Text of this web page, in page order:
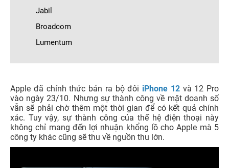
Jabil
Broadcom
Lumentum
Apple đã chính thức bán ra bộ đôi iPhone 12và 12 Pro
vào ngày 23/10. Nhưng sự thành công về mặt doanh số
vẫn sẽ phải chờ thêm một thời gian để có kết quả chính
xác. Tuy vậy, sự thành công của thế hệ điện thoại này
không chỉ mang đến lợi nhuận khổng lồ cho Apple mà 5
công ty khác cũng sẽ thu về nguồn thu lớn.